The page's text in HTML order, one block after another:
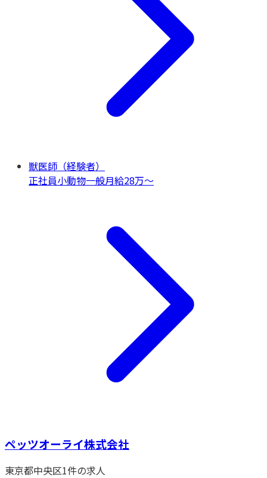
獣医師（経験者）
正社員小動物一般月給28万〜
ペッツオーライ株式会社
東京都中央区1件の求人